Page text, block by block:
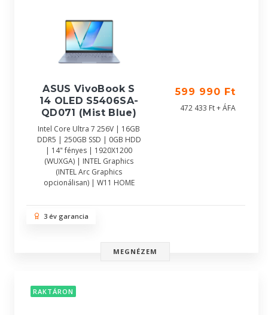
ASUS VivoBook S
14 OLED S5406SA-
QD071 (Mist Blue)
Intel Core Ultra 7 256V | 16GB
DDR5 | 250GB SSD | 0GB HDD
| 14" fényes | 1920X1200
(WUXGA) | INTEL Graphics
(INTEL Arc Graphics
opcionálisan) | W11 HOME
599 990 Ft
472 433 Ft + ÁFA
3 év garancia
MEGNÉZEM
RAKTÁRON